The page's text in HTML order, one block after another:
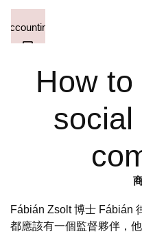
How
social
Fábián Zsolt 博士 Fábián
都應該有一個監督夥伴，